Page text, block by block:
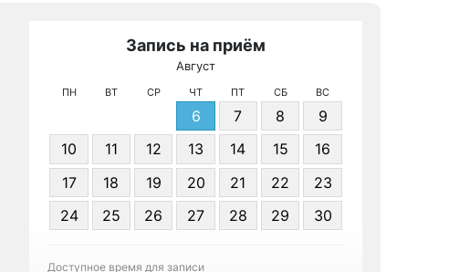
Запись на приём
Август
ПН ВТ СР ЧТ ПТ СБ ВС
6 7 8
9
10
11 12 13 14 15
16
17
18 19 20 21 22
23
24
25 26 27 28 29 30
Доступное время для записи